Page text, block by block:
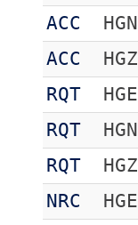
ACC
HGN
ACC
HGZ
RQT
HGE
RQT
HGN
RQT
HGZ
NRC
HGE